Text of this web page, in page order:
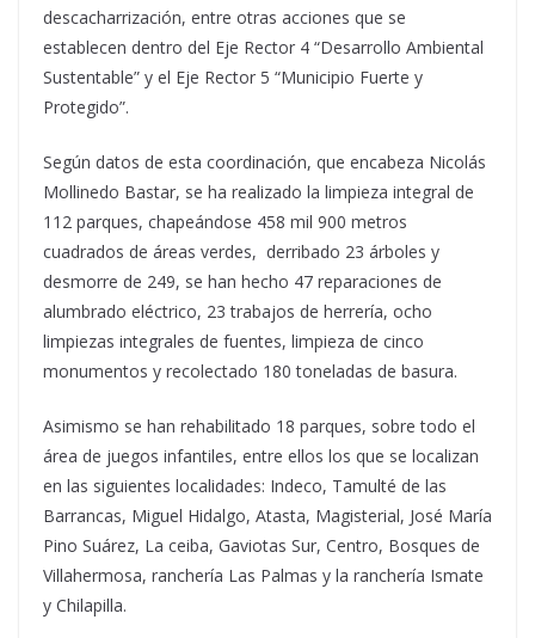
descacharrización, entre otras acciones que se
establecen dentro del Eje Rector 4 “Desarrollo Ambiental
Sustentable” y el Eje Rector 5 “Municipio Fuerte y
Protegido”.
Según datos de esta coordinación, que encabeza Nicolás
Mollinedo Bastar, se ha realizado la limpieza integral de
112 parques, chapeándose 458 mil 900 metros
cuadrados de áreas verdes, derribado 23 árboles y
desmorre de 249, se han hecho 47 reparaciones de
alumbrado eléctrico, 23 trabajos de herrería, ocho
limpiezas integrales de fuentes, limpieza de cinco
monumentos y recolectado 180 toneladas de basura.
Asimismo se han rehabilitado 18 parques, sobre todo el
área de juegos infantiles, entre ellos los que se localizan
en las siguientes localidades: Indeco, Tamulté de las
Barrancas, Miguel Hidalgo, Atasta, Magisterial, José María
Pino Suárez, La ceiba, Gaviotas Sur, Centro, Bosques de
Villahermosa, ranchería Las Palmas y la ranchería Ismate
y Chilapilla.